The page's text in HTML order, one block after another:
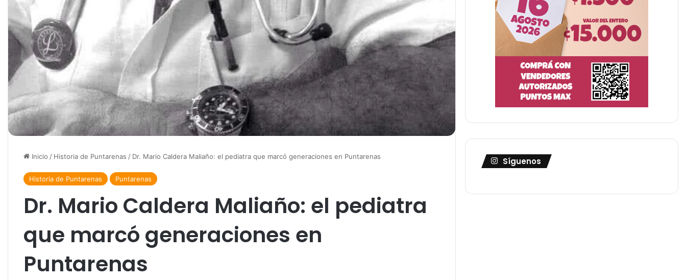
Inicio / Historia de Puntarenas / Dr. Mario Caldera Maliaño: el pediatra que marcó generaciones en Puntarenas
Historia de Puntarenas Puntarenas
Dr. Mario Caldera Maliaño: el pediatra
que marcó generaciones en
Puntarenas
Síguenos